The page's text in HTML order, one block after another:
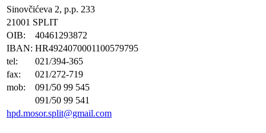
Sinovčićeva 2, p.p. 233
21001 SPLIT
OIB:
40461293872
IBAN: HR4924070001100579795
tel:
021/394-365
fax:
021/272-719
mob:
091/50 99 545
091/50 99 541
hpd.mosor.split@gmail.com